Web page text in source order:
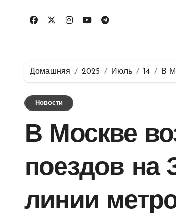
Домашняя 2025 Июль 14 В
Новости
В Москве
поездов на
линии